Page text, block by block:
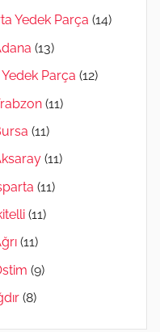
Yedek Parça (14)
(13)
Parça (12)
(11)
(11)
(11)
(11)
(11)
(11)
(9)
(8)